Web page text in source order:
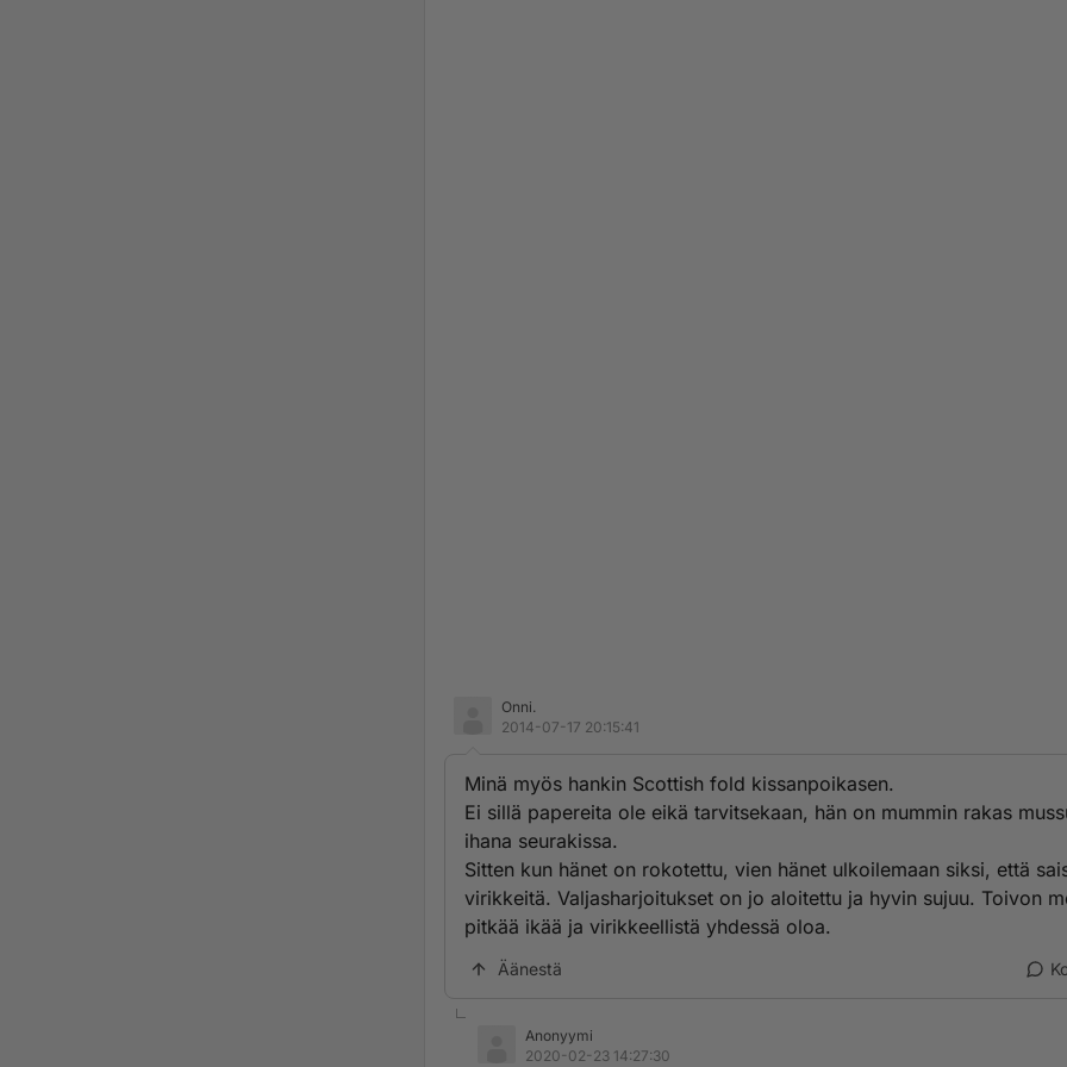
Onni.
2014-07-17 20:15:41
Minä myös hankin Scottish fold kissanpoikasen.
Ei sillä papereita ole eikä tarvitsekaan, hän on mummin rakas
ihana seurakissa.
Sitten kun hänet on rokotettu, vien hänet ulkoilemaan siksi, että
virikkeitä. Valjasharjoitukset on jo aloitettu ja hyvin sujuu. Toivon
pitkää ikää ja virikkeellistä yhdessä oloa.
Äänestä
Anonyymi
2020-02-23 14:27:30